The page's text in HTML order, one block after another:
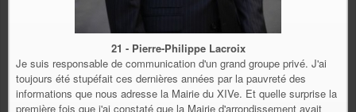
21 - Pierre-Philippe Lacroix
Je suis responsable de communication d'un grand groupe privé. J'ai
toujours été stupéfait ces dernières années par la pauvreté des
informations que nous adresse la Mairie du XIVe. Et quelle surprise la
première fois que j'ai constaté que la Mairie d'arrondissement avait